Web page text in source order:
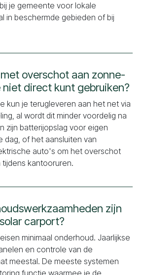
je gemeente voor lokale
in beschermde gebieden of bij
overschot aan zonne-
niet direct kunt gebruiken?
kun je terugleveren aan het net via
al wordt dit minder voordelig na
zijn batterijopslag voor eigen
dag, of het aansluiten van
auto's om het overschot
kantooruren.
zijn
carport?
minimaal onderhoud. Jaarlijkse
en controle van de
meestal. De meeste systemen
functie waarmee je de